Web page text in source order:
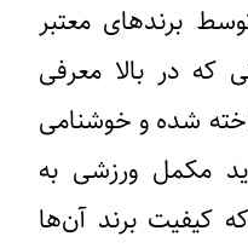
برندهای معتبر
که در بالا معرفی
شده و خوشنامی
مکمل ورزشی به
کیفیت برند آن‌ها